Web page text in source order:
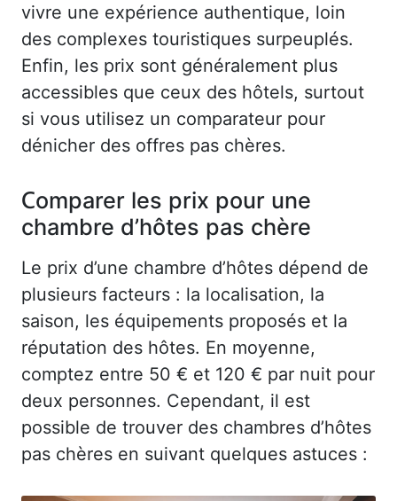
vivre une expérience authentique, loin
des complexes touristiques surpeuplés.
Enfin, les prix sont généralement plus
accessibles que ceux des hôtels, surtout
si vous utilisez un comparateur pour
dénicher des offres pas chères.
Comparer les prix pour une
chambre d’hôtes pas chère
Le prix d’une chambre d’hôtes dépend de
plusieurs facteurs : la localisation, la
saison, les équipements proposés et la
réputation des hôtes. En moyenne,
comptez entre 50 € et 120 € par nuit pour
deux personnes. Cependant, il est
possible de trouver des chambres d’hôtes
pas chères en suivant quelques astuces :